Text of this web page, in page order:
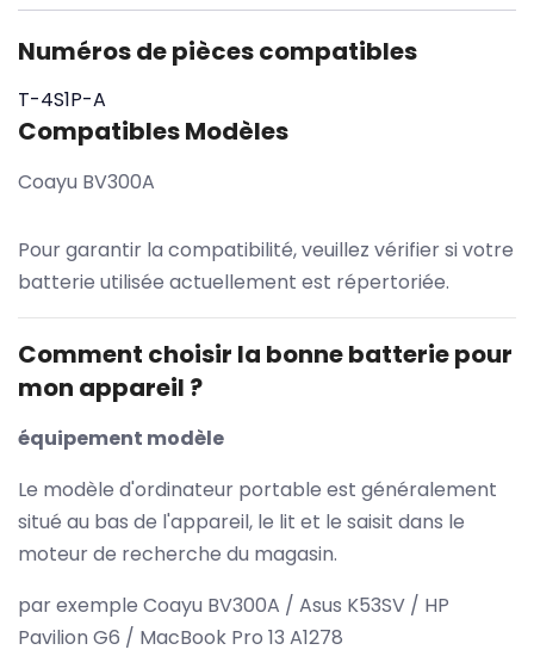
Numéros de pièces compatibles
T-4S1P-A
Compatibles Modèles
Coayu BV300A
Pour garantir la compatibilité, veuillez vérifier si votre
batterie utilisée actuellement est répertoriée.
Comment choisir la bonne batterie pour
mon appareil ?
équipement modèle
Le modèle d'ordinateur portable est généralement
situé au bas de l'appareil, le lit et le saisit dans le
moteur de recherche du magasin.
par exemple Coayu BV300A / Asus K53SV / HP
Pavilion G6 / MacBook Pro 13 A1278